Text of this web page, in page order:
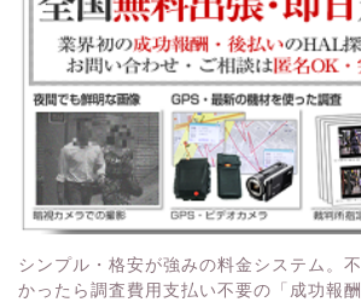
シンプル・格安が強みの料金システム。
かったら調査費用支払い不要の「成功報